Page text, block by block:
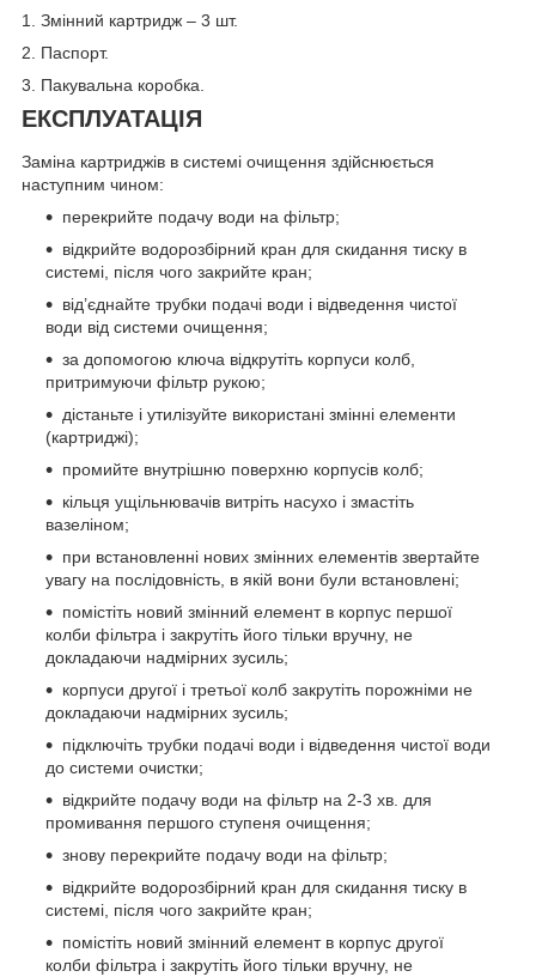
1. Змінний картридж – 3 шт.
2. Паспорт.
3. Пакувальна коробка.
ЕКСПЛУАТАЦІЯ
Заміна картриджів в системі очищення здійснюється
наступним чином:
перекрийте подачу води на фільтр;
відкрийте водорозбірний кран для скидання тиску в
системі, після чого закрийте кран;
від’єднайте трубки подачі води і відведення чистої
води від системи очищення;
за допомогою ключа відкрутіть корпуси колб,
притримуючи фільтр рукою;
дістаньте і утилізуйте використані змінні елементи
(картриджі);
промийте внутрішню поверхню корпусів колб;
кільця ущільнювачів витріть насухо і змастіть
вазеліном;
при встановленні нових змінних елементів звертайте
увагу на послідовність, в якій вони були встановлені;
помістіть новий змінний елемент в корпус першої
колби фільтра і закрутіть його тільки вручну, не
докладаючи надмірних зусиль;
корпуси другої і третьої колб закрутіть порожніми не
докладаючи надмірних зусиль;
підключіть трубки подачі води і відведення чистої води
до системи очистки;
відкрийте подачу води на фільтр на 2-3 хв. для
промивання першого ступеня очищення;
знову перекрийте подачу води на фільтр;
відкрийте водорозбірний кран для скидання тиску в
системі, після чого закрийте кран;
помістіть новий змінний елемент в корпус другої
колби фільтра і закрутіть його тільки вручну, не